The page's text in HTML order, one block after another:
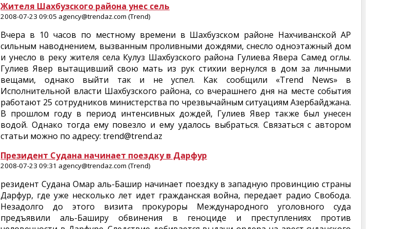
Жителя Шахбузского района унес сель
2008-07-23 09:05 agency@trendaz.com (Trend)
Вчера в 10 часов по местному времени в Шахбузском районе Нахчиванской АР
сильным наводнением, вызванным проливными дождями, снесло одноэтажный дом
и унесло в реку жителя села Кулуз Шахбузского района Гулиева Явера Самед оглы.
Гулиев Явер вытащивший свою мать из рук стихии вернулся в дом за личными
вещами, однако выйти так и не успел. Как сообщили «Trend News» в
Исполнительной власти Шахбузского района, со вчерашнего дня на месте события
работают 25 сотрудников министерства по чрезвычайным ситуациям Азербайджана.
В прошлом году в период интенсивных дождей, Гулиев Явер также был унесен
водой. Однако тогда ему повезло и ему удалось выбраться. Связаться с автором
статьи можно по адресу: trend@trend.az
Президент Судана начинает поездку в Дарфур
2008-07-23 09:31 agency@trendaz.com (Trend)
резидент Судана Омар аль-Башир начинает поездку в западную провинцию страны
Дарфур, где уже несколько лет идет гражданская война, передает радио Свобода.
Незадолго до этого визита прокуроры Международного уголовного суда
предъявили аль-Баширу обвинения в геноциде и преступлениях против